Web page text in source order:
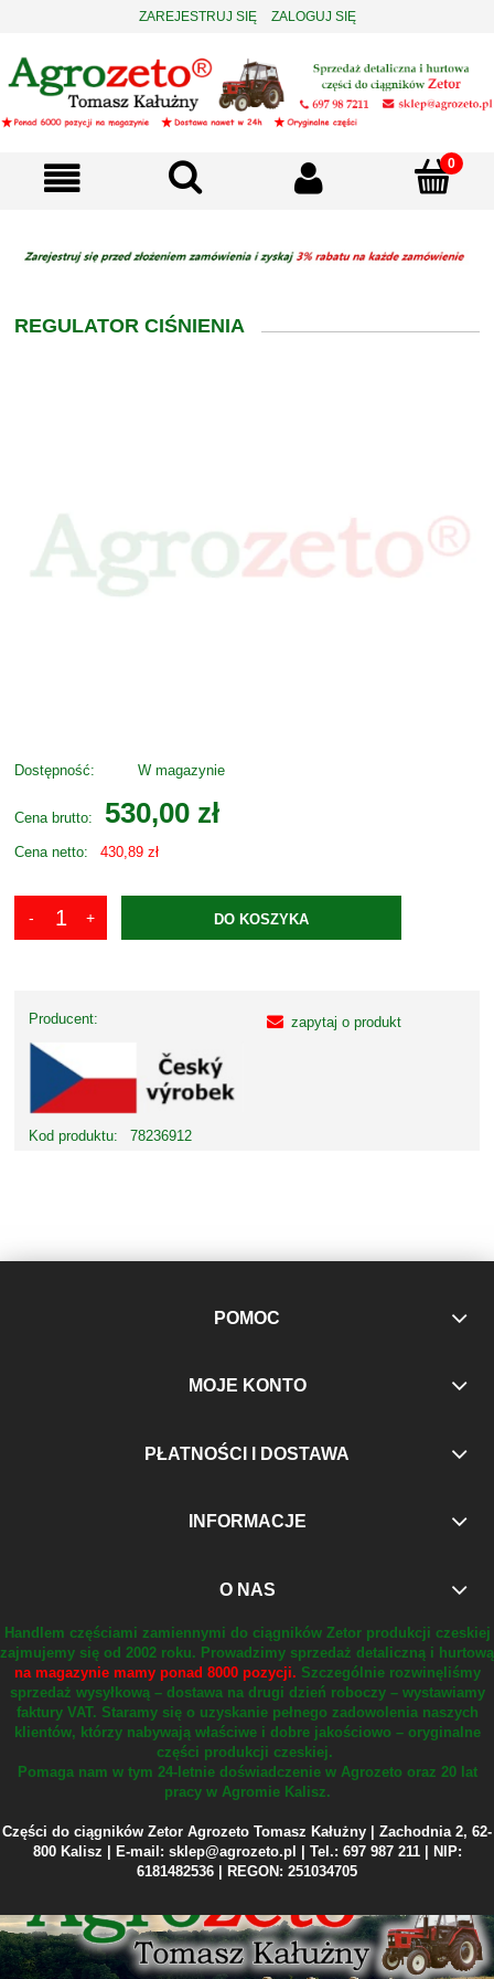
ZAREJESTRUJ SIĘ ZALOGUJ SIĘ
REGULATOR CIŚNIENIA
Dostępność: W magazynie
Cena brutto: 530,00 zł
Cena netto: 430,89 zł
DO KOSZYKA
Producent:
Kod produktu: 78236912
zapytaj o produkt
POMOC
MOJE KONTO
PŁATNOŚCI I DOSTAWA
INFORMACJE
O NAS
Handlem częściami zamiennymi do ciągników Zetor produkcji czeskiej
zajmujemy się od 2002 roku. Prowadzimy sprzedaż detaliczną i hurtową
na magazynie mamy ponad 8000 pozycji. Szczególnie rozwinęliśmy
sprzedaż wysyłkową – dostawa na drugi dzień roboczy – wystawiamy
faktury VAT. Staramy się o uzyskanie pełnego zadowolenia naszych
klientów, którzy nabywają właściwe i dobre jakościowo – oryginalne
części produkcji czeskiej.
Pomaga nam w tym 24-letnie doświadczenie w Agrozeto oraz 20 lat
pracy w Agromie Kalisz.
Części do ciągników Zetor Agrozeto Tomasz Kałużny | Zachodnia 2, 62-
800 Kalisz | E-mail: sklep@agrozeto.pl | Tel.: 697 987 211 | NIP:
6181482536 | REGON: 251034705